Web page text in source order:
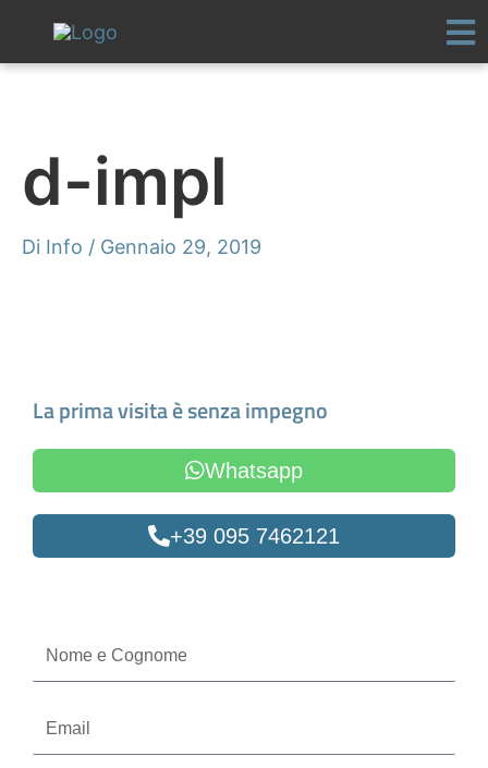
contenuto
d-impl
Di Info / Gennaio 29, 2019
La prima visita è senza impegno
Whatsapp
+39 095 7462121
Cognome